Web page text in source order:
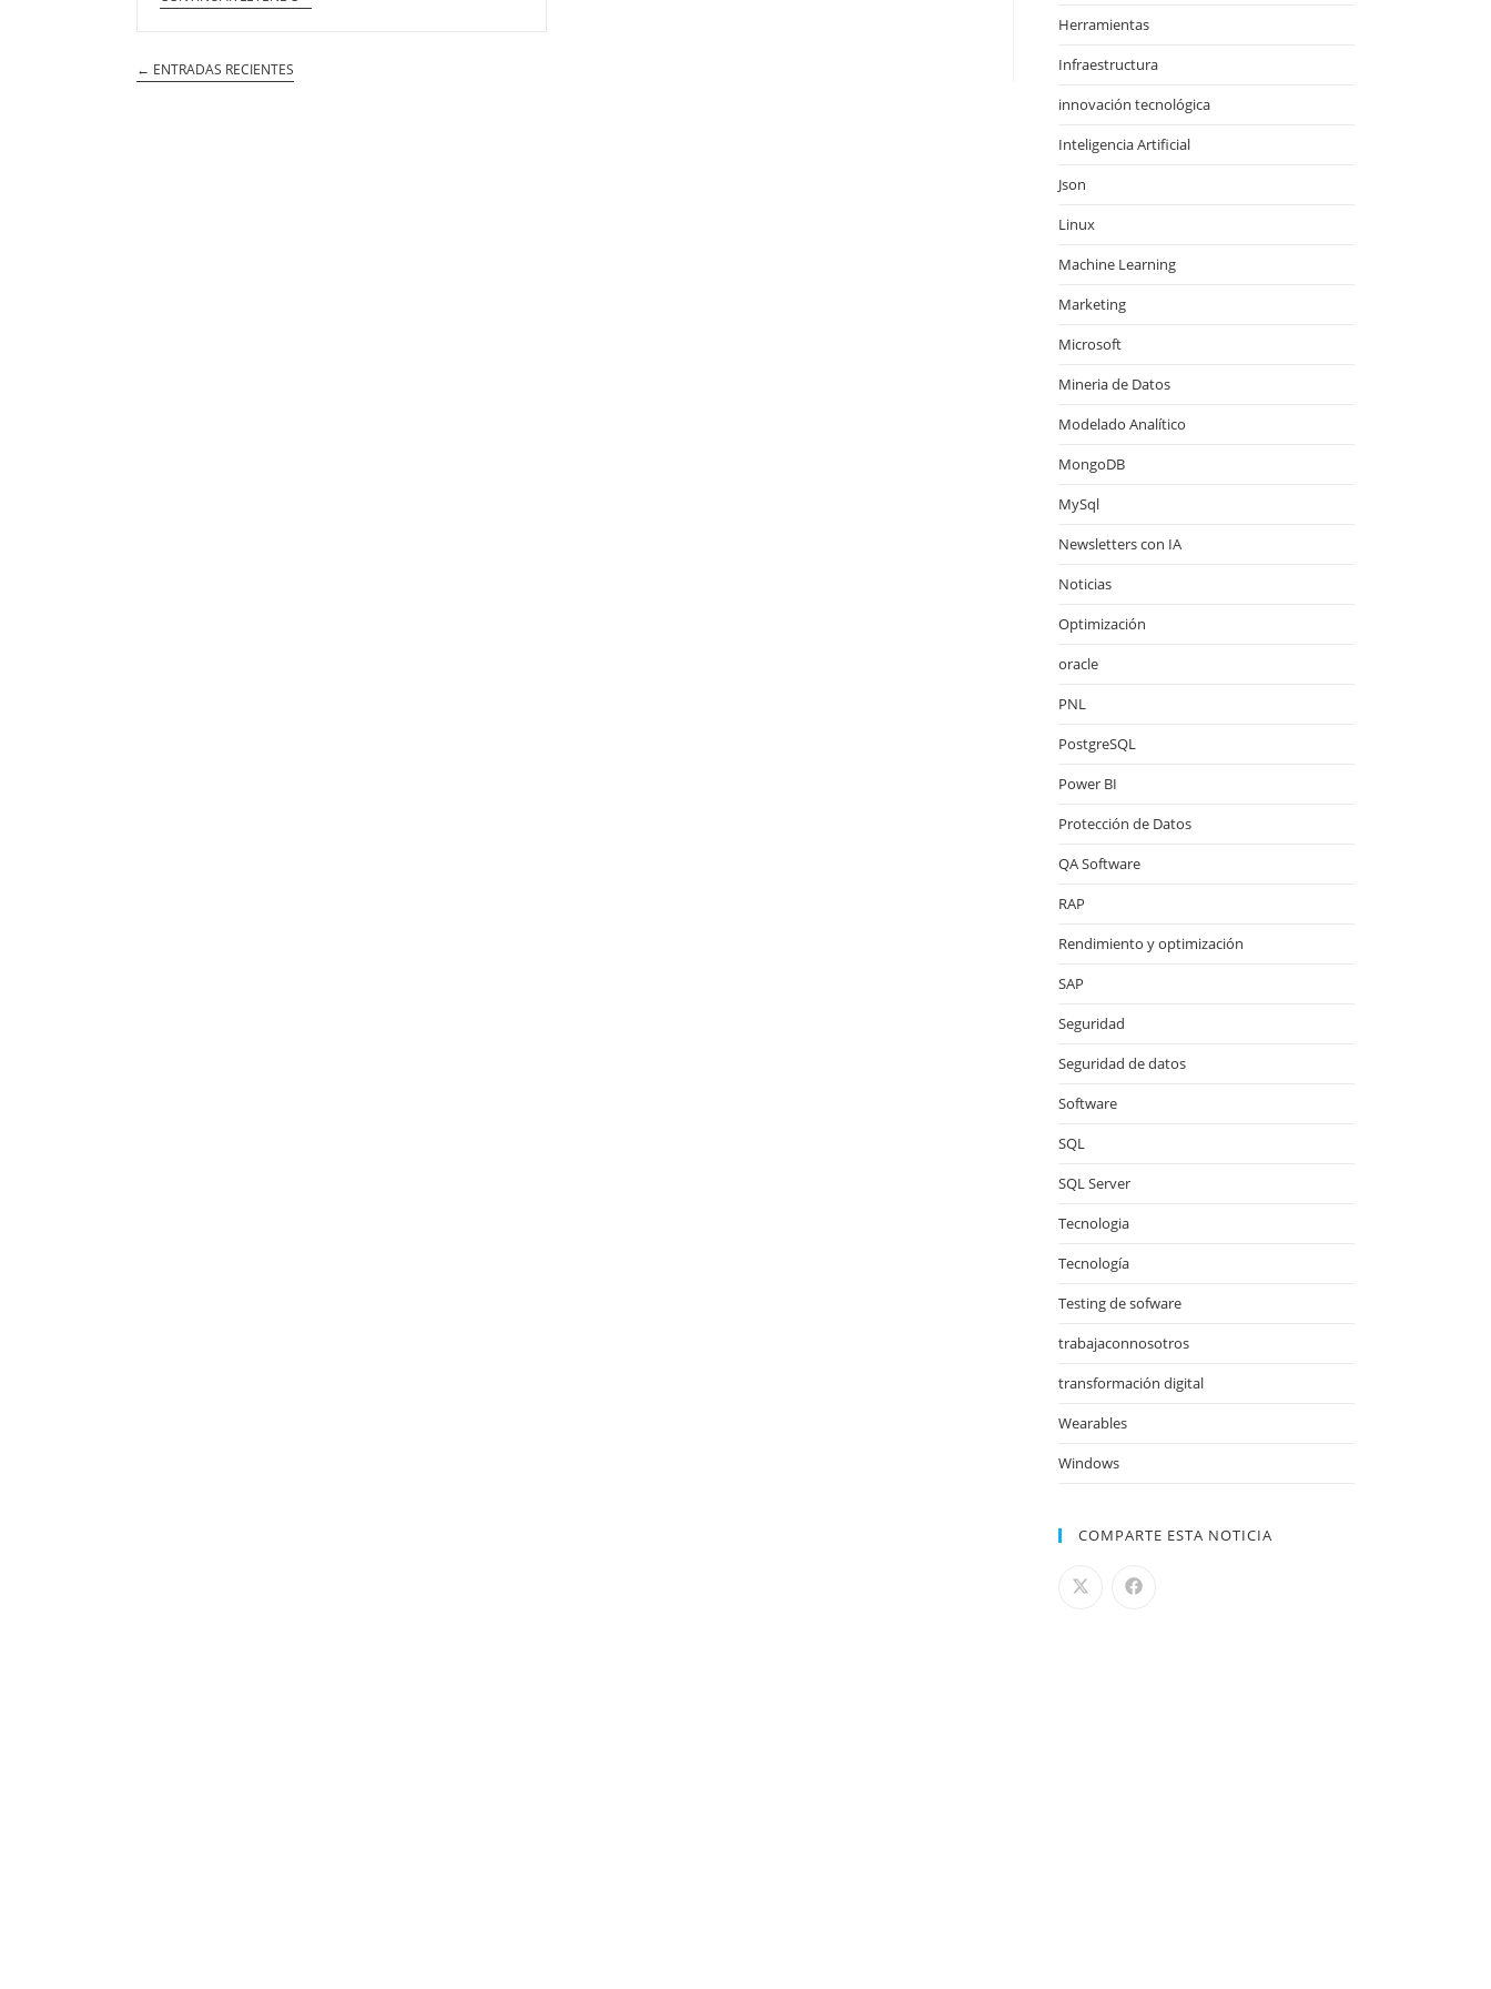
← ENTRADAS RECIENTES
Herramientas
Infraestructura
innovación tecnológica
Inteligencia Artificial
Json
Linux
Machine Learning
Marketing
Microsoft
Mineria de Datos
Modelado Analítico
MongoDB
MySql
Newsletters con IA
Noticias
Optimización
oracle
PNL
PostgreSQL
Power BI
Protección de Datos
QA Software
RAP
Rendimiento y optimización
SAP
Seguridad
Seguridad de datos
Software
SQL
SQL Server
Tecnologia
Tecnología
Testing de sofware
trabajaconnosotros
transformación digital
Wearables
Windows
COMPARTE ESTA NOTICIA